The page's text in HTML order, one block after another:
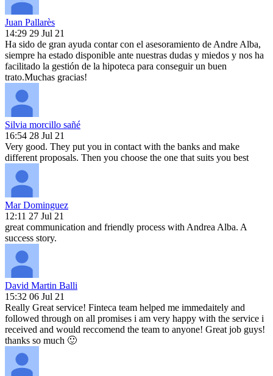
Juan Pallarès
14:29 29 Jul 21
Ha sido de gran ayuda contar con el asesoramiento de Andre Alba,
siempre ha estado disponible ante nuestras dudas y miedos y nos ha
facilitado la gestión de la hipoteca para conseguir un buen
trato.Muchas gracias!
Silvia morcillo sañé
16:54 28 Jul 21
Very good. They put you in contact with the banks and make
different proposals. Then you choose the one that suits you best
Mar Dominguez
12:11 27 Jul 21
great communication and friendly process with Andrea Alba. A
success story.
David Martin Balli
15:32 06 Jul 21
Really Great service! Finteca team helped me immedaitely and
followed through on all promises i am very happy with the service i
received and would reccomend the team to anyone! Great job guys!
thanks so much 🙂